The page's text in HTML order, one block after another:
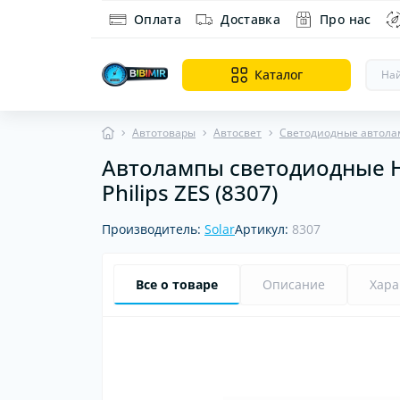
Оплата Доставка Про нас
Каталог
Автотовары Автосвет Светодиодные
Автолампы светодиодные
Philips ZES (8307)
Производитель: SolarАртикул: 8307
Все о товаре Описание